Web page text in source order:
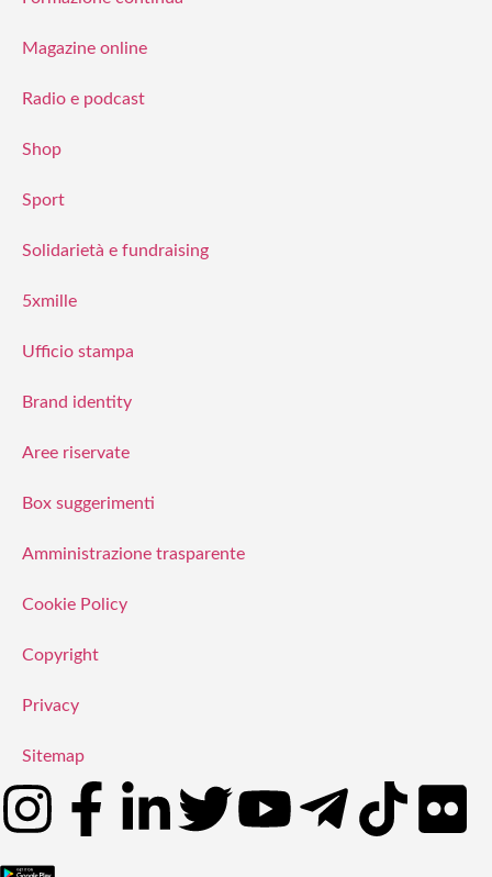
Magazine online
Radio e podcast
Shop
Sport
Solidarietà e fundraising
5xmille
Ufficio stampa
Brand identity
Aree riservate
Box suggerimenti
Amministrazione trasparente
Cookie Policy
Copyright
Privacy
Sitemap